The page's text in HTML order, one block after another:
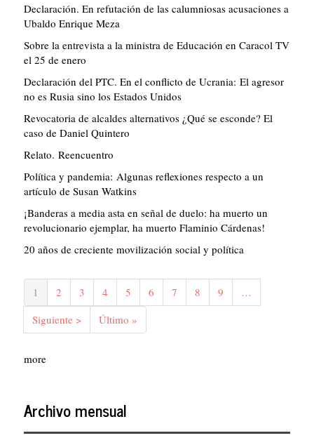
Declaración. En refutación de las calumniosas acusaciones a
Ubaldo Enrique Meza
Sobre la entrevista a la ministra de Educación en Caracol TV
el 25 de enero
Declaración del PTC. En el conflicto de Ucrania: El agresor
no es Rusia sino los Estados Unidos
Revocatoria de alcaldes alternativos ¿Qué se esconde? El
caso de Daniel Quintero
Relato. Reencuentro
Política y pandemia: Algunas reflexiones respecto a un
artículo de Susan Watkins
¡Banderas a media asta en señal de duelo: ha muerto un
revolucionario ejemplar, ha muerto Flaminio Cárdenas!
20 años de creciente movilización social y política
Paginación
Página
actual
1 Página
2 Página
3 Página
4 Página
5 Página
6 Página
7 Página
8 Página
9
…
Siguiente
página
Siguiente >
Última
página
Último »
more
Archivo mensual